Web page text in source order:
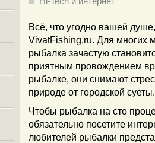
Всё, что угодно вашей
VivatFishing.ru. Для многих
рыбалка зачастую
приятным провождением
рыбалке, они снимают
природе от городской суеты.
Чтобы рыбалка на сто
обязательно посетите
любителей рыбалки